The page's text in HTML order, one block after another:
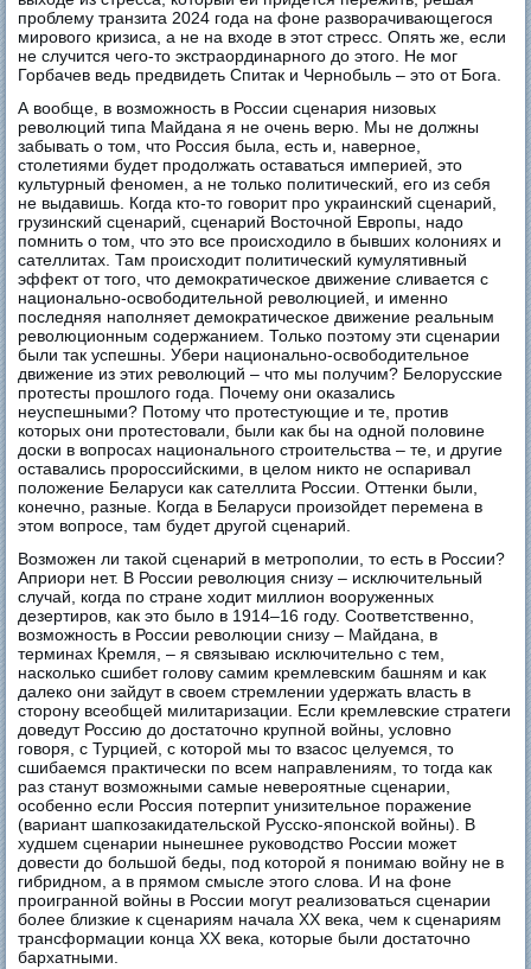
проблему транзита 2024 года на фоне разворачивающегося
мирового кризиса, а не на входе в этот стресс. Опять же, если
не случится чего-то экстраординарного до этого. Не мог
Горбачев ведь предвидеть Спитак и Чернобыль – это от Бога.
А вообще, в возможность в России сценария низовых
революций типа Майдана я не очень верю. Мы не должны
забывать о том, что Россия была, есть и, наверное,
столетиями будет продолжать оставаться империей, это
культурный феномен, а не только политический, его из себя
не выдавишь. Когда кто-то говорит про украинский сценарий,
грузинский сценарий, сценарий Восточной Европы, надо
помнить о том, что это все происходило в бывших колониях и
сателлитах. Там происходит политический кумулятивный
эффект от того, что демократическое движение сливается с
национально-освободительной революцией, и именно
последняя наполняет демократическое движение реальным
революционным содержанием. Только поэтому эти сценарии
были так успешны. Убери национально-освободительное
движение из этих революций – что мы получим? Белорусские
протесты прошлого года. Почему они оказались
неуспешными? Потому что протестующие и те, против
которых они протестовали, были как бы на одной половине
доски в вопросах национального строительства – те, и другие
оставались пророссийскими, в целом никто не оспаривал
положение Беларуси как сателлита России. Оттенки были,
конечно, разные. Когда в Беларуси произойдет перемена в
этом вопросе, там будет другой сценарий.
Возможен ли такой сценарий в метрополии, то есть в России?
Априори нет. В России революция снизу – исключительный
случай, когда по стране ходит миллион вооруженных
дезертиров, как это было в 1914–16 году. Соответственно,
возможность в России революции снизу – Майдана, в
терминах Кремля, – я связываю исключительно с тем,
насколько сшибет голову самим кремлевским башням и как
далеко они зайдут в своем стремлении удержать власть в
сторону всеобщей милитаризации. Если кремлевские стратеги
доведут Россию до достаточно крупной войны, условно
говоря, с Турцией, с которой мы то взасос целуемся, то
сшибаемся практически по всем направлениям, то тогда как
раз станут возможными самые невероятные сценарии,
особенно если Россия потерпит унизительное поражение
(вариант шапкозакидательской Русско-японской войны). В
худшем сценарии нынешнее руководство России может
довести до большой беды, под которой я понимаю войну не в
гибридном, а в прямом смысле этого слова. И на фоне
проигранной войны в России могут реализоваться сценарии
более близкие к сценариям начала ХХ века, чем к сценариям
трансформации конца ХХ века, которые были достаточно
бархатными.